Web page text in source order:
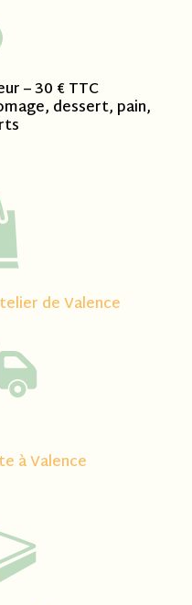
– 30 € TTC
dessert, pain,
de Valence
à Valence